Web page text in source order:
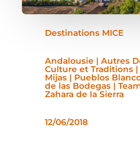
Destinations MICE
Andalousie | Autres
Culture et Traditions
Mijas | Pueblos
de las Bodegas |
Zahara de la Sierra
12/06/2018